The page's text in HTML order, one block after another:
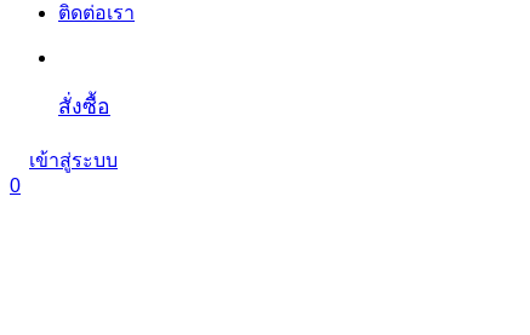
ติดต่อเรา
สั่งซื้อ
เข้าสู่ระบบ
0